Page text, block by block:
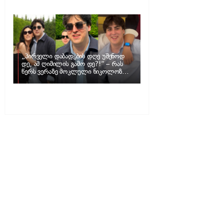
„პირველი დაბადების დღე უშენოდ
დე, ამ ღიმილის გამო დე?!“ – რას
წერს ვერაზე მოკლული ნიკოლოზ
ღუნაშვილის დედა